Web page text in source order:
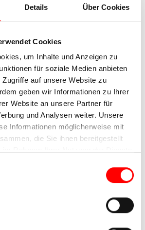
Details Über Cookies
Cookies
um Inhalte und Anzeigen zu
für soziale Medien anbieten
auf unsere Website zu
geben wir Informationen zu Ihrer
Website an unsere Partner für
und Analysen weiter. Unsere
Informationen möglicherweise mit
die Sie ihnen bereitgestellt